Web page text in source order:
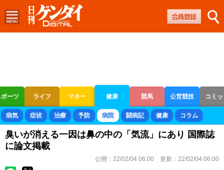
ーツ ライフ マネー 健康 競馬 公営競技 コミ
ボートレース 競輪 オートレース
病気 症状 治療 予防 病院 闘病記 健康 コラム
臭いが消える一因は鼻の中の「気流」にあり 国際誌
に論文掲載
公開： 22/02/04 06:00 更新： 22/02/04 06:00